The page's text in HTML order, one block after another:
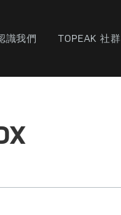
識我們 TOPEAK 社群